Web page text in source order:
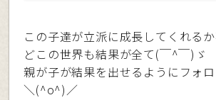
この子達が立派に成長してくれるか
どこの世界も結果が全て(￣^￣)ゞ
親が子が結果を出せるようにフォ
＼(^o^)／